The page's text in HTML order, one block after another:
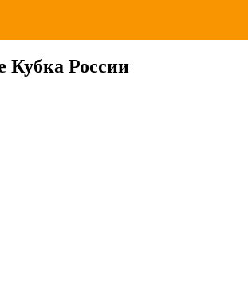
Кубка России